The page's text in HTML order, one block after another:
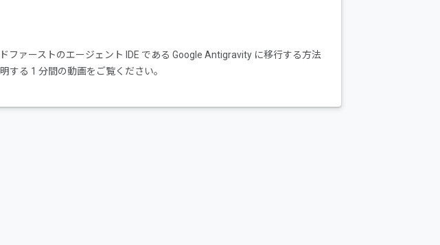
ファーストのエージェント IDE である Google Antigravity に移行する方法
する 1 分間の動画をご覧ください。